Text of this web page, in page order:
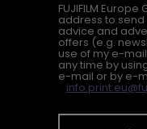
FUJIFILM
address to
advice and
offers (e.g.
use of my e-
any time by
e-mail or by e-